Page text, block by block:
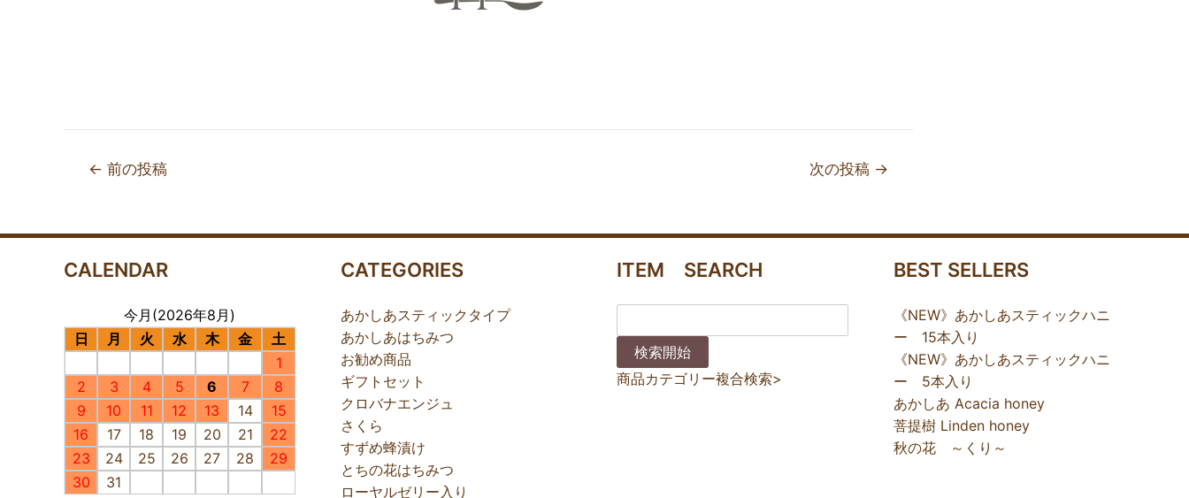
ビ
ー
ョ
ン
← 前の投稿 次の投稿 →
CALENDAR
今月(2026年8月)
日
月 火 水 木 金
土
1
2
3 4 5 6 7
8
9
10 11 12 13 14
15
16
17 18 19 20 21
22
23
24 25 26 27 28
29
30
31
CATEGORIES
あかしあスティックタイプ
あかしあはちみつ
お勧め商品
ギフトセット
クロバナエンジュ
さくら
すずめ蜂漬け
とちの花はちみつ
ローヤルゼリー入り
ITEM SEARCH
商品カテゴリー複合検索>
BEST SELLERS
《NEW》あかしあスティックハニ
ー 15本入り
《NEW》あかしあスティックハニ
ー 5本入り
あかしあ Acacia honey
菩提樹 Linden honey
秋の花 ～くり～